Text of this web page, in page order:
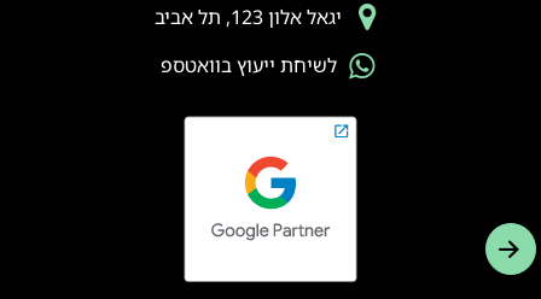
יגאל אלון 123, תל אביב
לשיחת ייעוץ בוואטספ